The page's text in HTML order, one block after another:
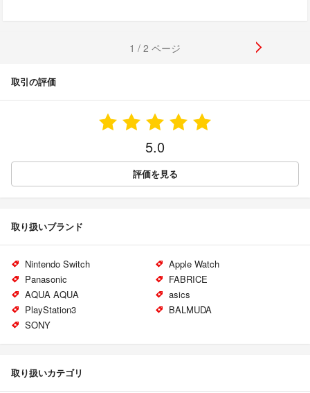
1 / 2 ページ
取引の評価
5.0
評価を見る
取り扱いブランド
Nintendo Switch
Apple Watch
Panasonic
FABRICE
AQUA AQUA
asics
PlayStation3
BALMUDA
SONY
取り扱いカテゴリ